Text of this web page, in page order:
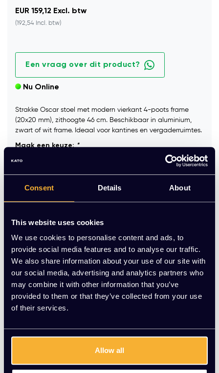
Consent Details About
This website uses cookies
We use cookies to personalise content and ads, to
provide social media features and to analyse our traffic.
We also share information about your use of our site with
our social media, advertising and analytics partners who
may combine it with other information that you’ve
provided to them or that they’ve collected from your use
of their services.
Allow all
EUR 159,12 Excl. btw
(192,54 Incl. btw)
Een vraag over dit product?
Nu Online
Strakke Oscar stoel met modern vierkant 4-poots frame
(20x20 mm), zithoogte 46 cm. Beschikbaar in aluminium,
zwart of wit frame. Ideaal voor kantines en vergaderruimtes.
Maak een keuze:*
Framekleur:
Viltdoppen tbv harde vloer:
Op voorraad
Aantal - +
Vraag jouw persoonlijke aanbieding aan